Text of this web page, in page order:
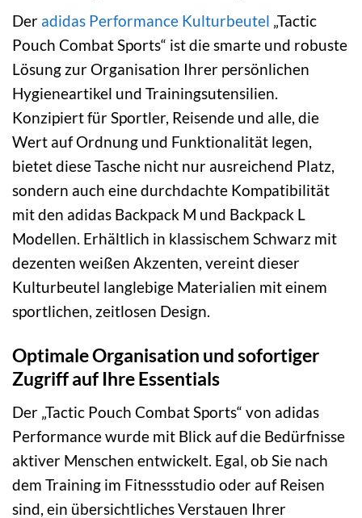
Der adidas Performance Kulturbeutel „Tactic
Pouch Combat Sports“ ist die smarte und robuste
Lösung zur Organisation Ihrer persönlichen
Hygieneartikel und Trainingsutensilien.
Konzipiert für Sportler, Reisende und alle, die
Wert auf Ordnung und Funktionalität legen,
bietet diese Tasche nicht nur ausreichend Platz,
sondern auch eine durchdachte Kompatibilität
mit den adidas Backpack M und Backpack L
Modellen. Erhältlich in klassischem Schwarz mit
dezenten weißen Akzenten, vereint dieser
Kulturbeutel langlebige Materialien mit einem
sportlichen, zeitlosen Design.
Optimale Organisation und sofortiger
Zugriff auf Ihre Essentials
Der „Tactic Pouch Combat Sports“ von adidas
Performance wurde mit Blick auf die Bedürfnisse
aktiver Menschen entwickelt. Egal, ob Sie nach
dem Training im Fitnessstudio oder auf Reisen
sind, ein übersichtliches Verstauen Ihrer